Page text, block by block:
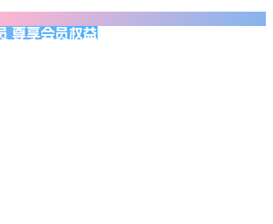
尊享会员权益